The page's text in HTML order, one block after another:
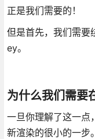
正是我们需要的！
但是首先，我们需要
ey。
为什么我们需要
一旦你理解了这一点
新渲染的很小的一步。